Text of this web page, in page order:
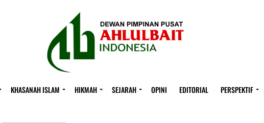
KHASANAH ISLAM HIKMAH SEJARAH OPINI EDITORIAL PERSPEKTIF